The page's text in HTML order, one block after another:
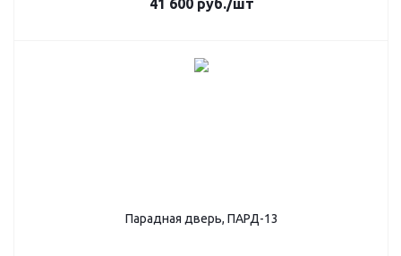
41 600руб./шт
Парадная дверь, ПАРД-13